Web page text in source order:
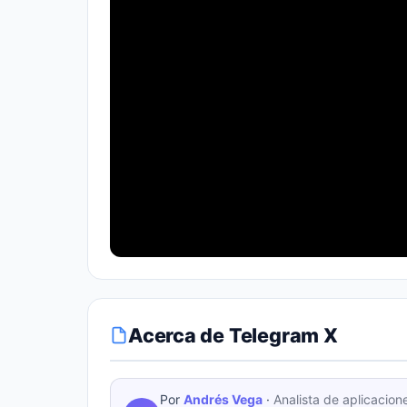
Acerca de Telegram X
Por Andrés Vega · Analista de